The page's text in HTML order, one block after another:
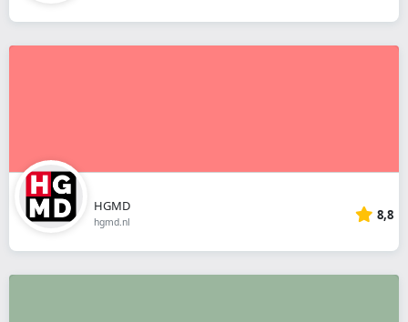
HGMD
hgmd.nl 8,8